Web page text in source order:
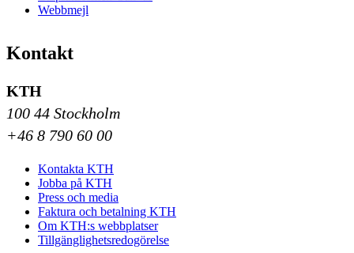
Webbmejl
Kontakt
KTH
100 44 Stockholm
+46 8 790 60 00
Kontakta KTH
Jobba på KTH
Press och media
Faktura och betalning KTH
Om KTH:s webbplatser
Tillgänglighetsredogörelse